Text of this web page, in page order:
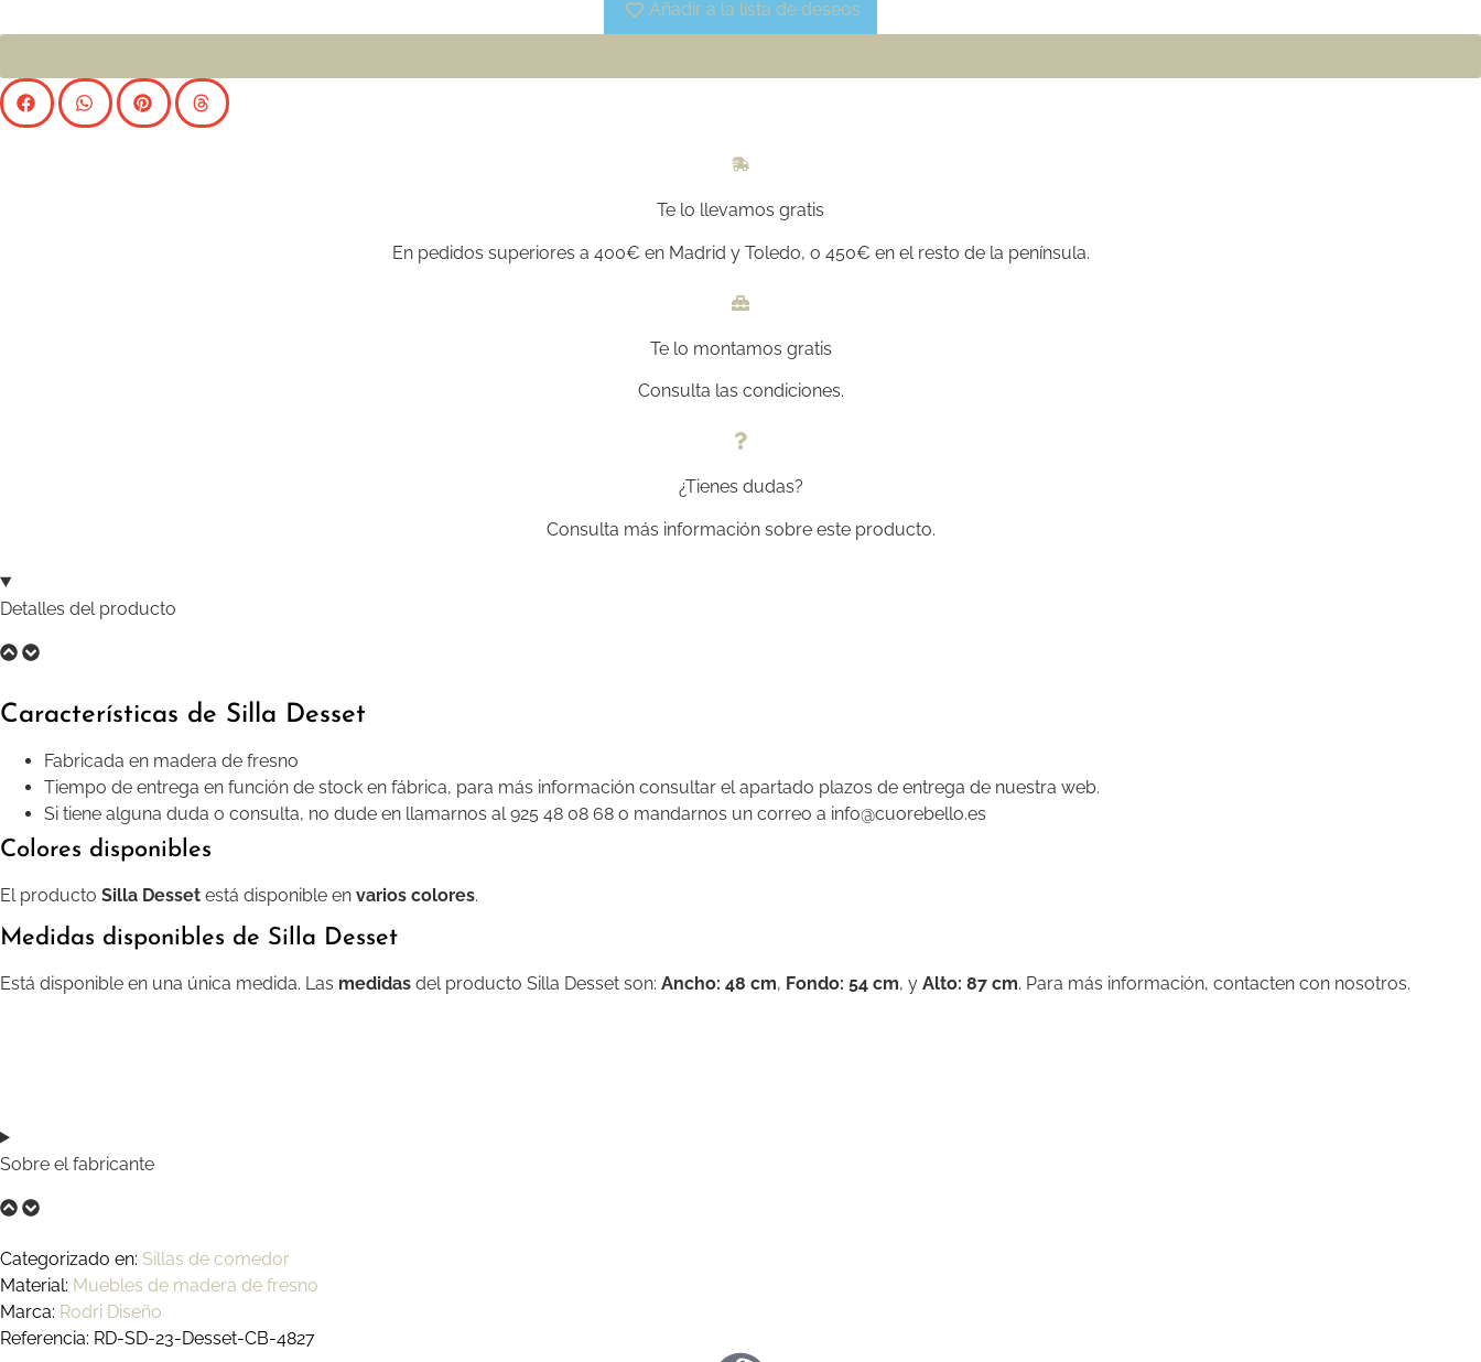
Añadir a la lista de deseos
Te lo llevamos gratis
En pedidos superiores a 400€ en Madrid y Toledo, o 450€ en el resto de la península.
Te lo montamos gratis
Consulta las condiciones.
¿Tienes dudas?
Consulta más información sobre este producto.
Detalles del producto
Características de Silla Desset
Fabricada en madera de fresno
Tiempo de entrega en función de stock en fábrica, para más información consultar el apartado plazos de entrega de nuestra web.
Si tiene alguna duda o consulta, no dude en llamarnos al 925 48 08 68 o mandarnos un correo a info@cuorebello.es
Colores disponibles
El producto Silla Desset está disponible en varios colores.
Medidas disponibles de Silla Desset
Está disponible en una única medida. Las medidas del producto Silla Desset son: Ancho: 48 cm, Fondo: 54 cm, y Alto: 87 cm. Para más información, contacten con nosotros.
Sobre el fabricante
Categorizado en: Sillas de comedor
Material: Muebles de madera de fresno
Marca: Rodri Diseño
Referencia: RD-SD-23-Desset-CB-4827